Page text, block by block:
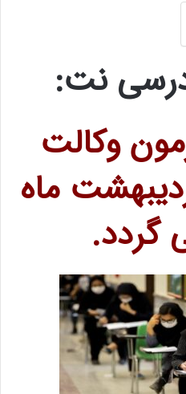
نت:
وکالت
از 13 اردیبهشت ماه
گردد.